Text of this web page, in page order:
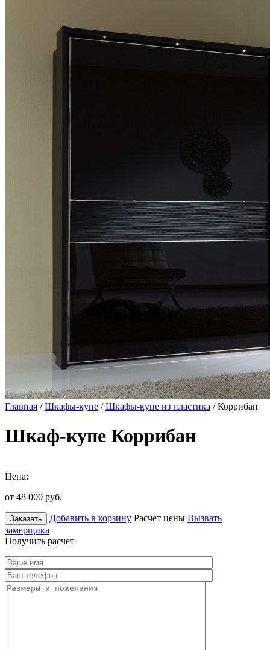
Главная /Шкафы-купе /Шкафы-купе из пластика / Коррибан
Шкаф-купе Коррибан
Цена:
от 48 000 руб.
Заказать Добавить в корзину Расчет цены Вызвать
замерщика
Получить расчет